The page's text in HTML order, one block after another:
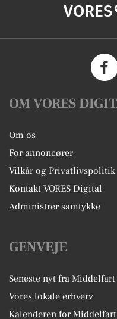
VORES
OM VORES
Om os
For annoncører
Vilkår og Privatlivspolitik
Kontakt VORES Digital
Administrer samtykke
GENVEJE
Seneste nyt fra Middelfart
Vores lokale erhverv
Kalenderen for Middelfart